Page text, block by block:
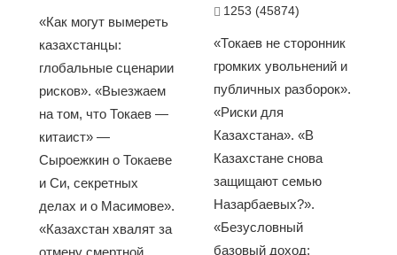
«Как могут вымереть
казахстанцы:
глобальные сценарии
рисков». «Выезжаем
на том, что Токаев —
китаист» —
Сыроежкин о Токаеве
и Си, секретных
делах и о Масимове».
«Казахстан хвалят за
отмену смертной
1253 (45874)
«Токаев не сторонник
громких увольнений и
публичных разборок».
«Риски для
Казахстана». «В
Казахстане снова
защищают семью
Назарбаевых?».
«Безусловный
базовый доход: